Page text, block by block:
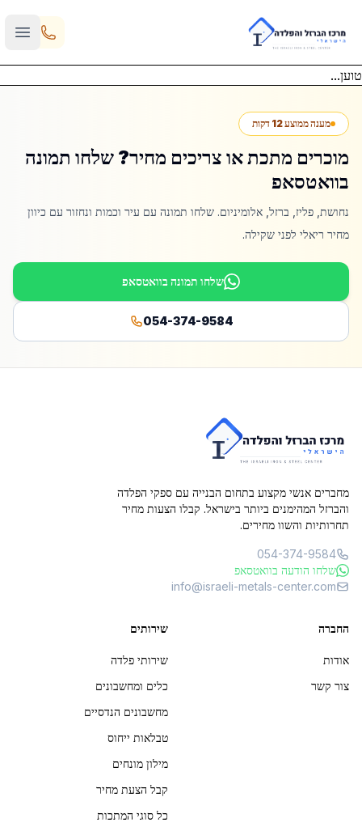
Skip to main content
טוען...
מענה ממוצע 12 דקות
מוכרים מתכת או צריכים מחיר? שלחו תמונה
בוואטסאפ
נחושת, פליז, ברזל, אלומיניום. שלחו תמונה עם עיר וכמות ונחזור עם כיוון
מחיר ריאלי לפני שקילה.
שלחו תמונה בוואטסאפ
054-374-9584
מחברים אנשי מקצוע בתחום הבנייה עם ספקי הפלדה
והברזל המהימנים ביותר בישראל. קבלו הצעות מחיר
תחרותיות והשוו מחירים.
054-374-9584
שלחו הודעה בוואטסאפ
info@israeli-metals-center.com
החברה
אודות
צור קשר
שירותים
שירותי פלדה
כלים ומחשבונים
מחשבונים הנדסיים
טבלאות ייחוס
מילון מונחים
קבל הצעת מחיר
כל סוגי המתכות